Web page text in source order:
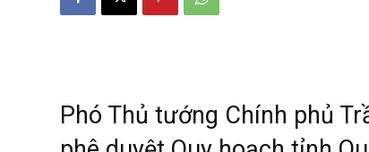
Phó Thủ tướng Chính phủ